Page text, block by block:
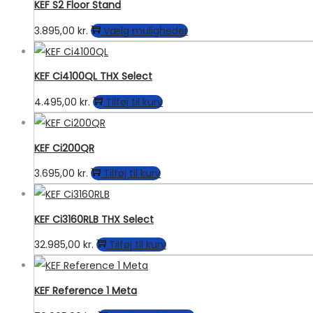
på
KEF S2 Floor Stand
3.895,00 kr. Vælg mulighederDette
på
KEF Ci4100QL THX Select
4.495,00 kr. Tilføj til kurv
KEF Ci200QR
3.695,00 kr. Tilføj til kurv
KEF Ci3160RLB THX Select
32.985,00 kr. Tilføj til kurv
KEF Reference 1 Meta